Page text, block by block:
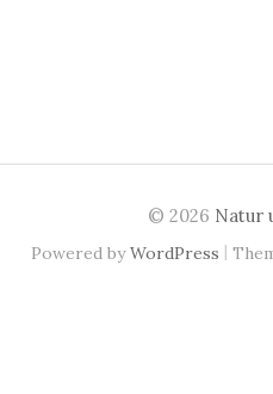
© 2026 Natur
Powered byWordPress |